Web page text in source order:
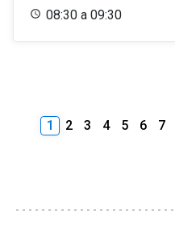
08:30 a 09:30
1 2 3 4 5 6 7